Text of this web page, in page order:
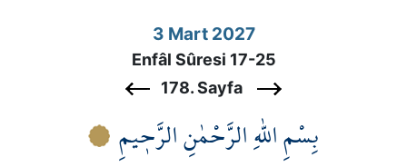
3 Mart 2027
Enfâl Sûresi 17-25
178. Sayfa
بِسْمِ اللّٰهِ الرَّحْمٰنِ الرَّح۪يمِ